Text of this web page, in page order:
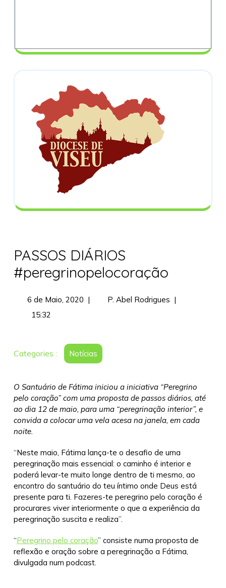
PASSOS DIÁRIOS
#peregrinopelocoração
6 de Maio, 20206 | P. Abel RodriguesPASSOS
|
15:32
Categories : Notícias
O Santuário de Fátima iniciou a iniciativa “Peregrino
pelo coração” com uma proposta de passos diários, até
ao dia 12 de maio, para uma “peregrinação interior”, e
convida a colocar uma vela acesa na janela, em cada
noite.
“Neste maio, Fátima lança-te o desafio de uma
peregrinação mais essencial: o caminho é interior e
poderá levar-te muito longe dentro de ti mesmo, ao
encontro do santuário do teu íntimo onde Deus está
presente para ti. Fazeres-te peregrino pelo coração é
procurares viver interiormente o que a experiência da
peregrinação suscita e realiza”.
“Peregrino pelo coração” consiste numa proposta de
reflexão e oração sobre a peregrinação a Fátima,
divulgada num podcast.